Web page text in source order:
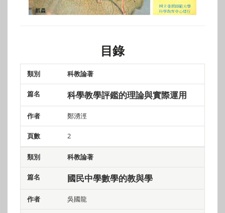
目錄
類別 作者
科教論著
科學教學評鑑的理論與實際運用
鄭湧涇
2
科教論著
國民中學數學的教與學
吳國龍